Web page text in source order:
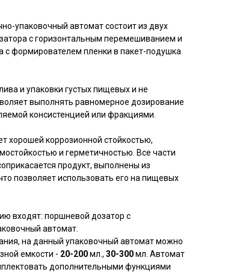
упаковочный автомат состоит из двух
с горизонтальным перемешиванием и
с формирователем пленки в пакет-подушка
и упаковки густых пищевых и не
выполнять равномерное дозирование
консистенцией или фракциями.
хорошей коррозионной стойкостью,
и герметичностью. Все части
продукт, выполнены из
позволяет использовать его на пищевых
входят: поршневой дозатор с
автомат.
на данный упаковочный автомат можно
емкости - 20-200мл., 30-300мл. Автомат
дополнительными функциями